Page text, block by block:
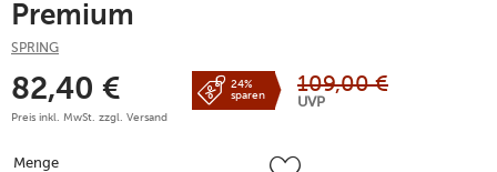
Premium
SPRING
82,40 €
Preis inkl. MwSt. zzgl. Versand
24%
sparen
109,00 €
UVP
Menge
Menge